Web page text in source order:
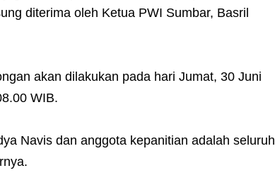
diterima oleh Ketua PWI Sumbar, Basril
akan dilakukan pada hari Jumat, 30 Juni
WIB.
Navis dan anggota kepanitian adalah seluruh